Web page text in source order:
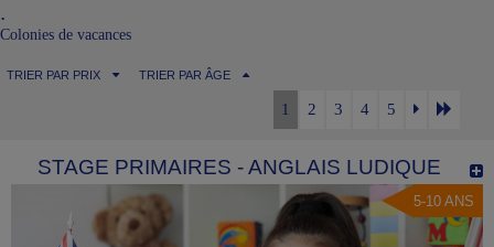
.
Colonies de vacances
TRIER PAR PRIX TRIER PAR ÂGE
1 2 3 4 5
STAGE PRIMAIRES - ANGLAIS LUDIQUE
5-10 ANS